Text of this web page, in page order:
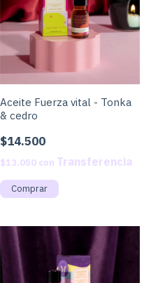
Aceite Fuerza vital - Tonka
& cedro
$14.500
$13.050 con